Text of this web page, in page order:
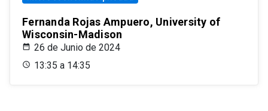
Fernanda Rojas Ampuero, University of
Wisconsin-Madison
26 de Junio de 2024
13:35 a 14:35